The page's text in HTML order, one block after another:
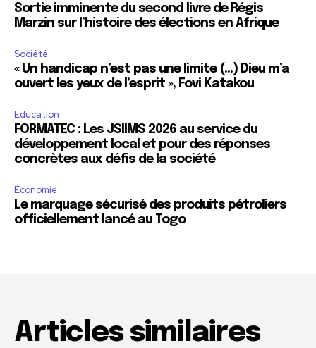
Sortie imminente du second livre de Régis
Marzin sur l’histoire des élections en Afrique
Société
« Un handicap n’est pas une limite (…) Dieu m’a
ouvert les yeux de l’esprit », Fovi Katakou
Education
FORMATEC : Les JSIIMS 2026 au service du
développement local et pour des réponses
concrètes aux défis de la société
Économie
Le marquage sécurisé des produits pétroliers
officiellement lancé au Togo
Articles similaires